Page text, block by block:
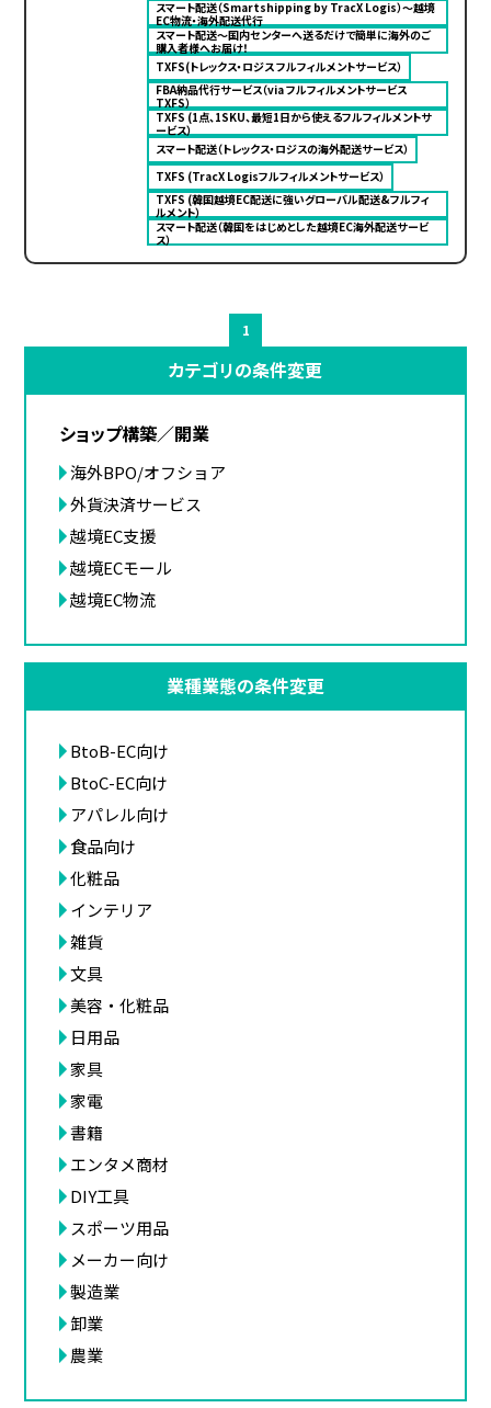
スマート配送（Smartshipping by TracX Logis）～越境
EC物流・海外配送代行
スマート配送～国内センターへ送るだけで簡単に海外のご
購入者様へお届け！
TXFS(トレックス・ロジス フルフィルメントサービス）
FBA納品代行サービス（via フルフィルメントサービス
TXFS）
TXFS (1点、1SKU、最短1日から使えるフルフィルメントサ
ービス）
スマート配送（トレックス・ロジスの海外配送サービス）
TXFS (TracX Logisフルフィルメントサービス）
TXFS (韓国越境EC配送に強いグローバル配送&フルフィ
ルメント）
スマート配送（韓国をはじめとした越境EC海外配送サービ
ス）
1
カテゴリの条件変更
ショップ構築／開業
海外BPO/オフショア
外貨決済サービス
越境EC支援
越境ECモール
越境EC物流
業種業態の条件変更
BtoB-EC向け
BtoC-EC向け
アパレル向け
食品向け
化粧品
インテリア
雑貨
文具
美容・化粧品
日用品
家具
家電
書籍
エンタメ商材
DIY工具
スポーツ用品
メーカー向け
製造業
卸業
農業